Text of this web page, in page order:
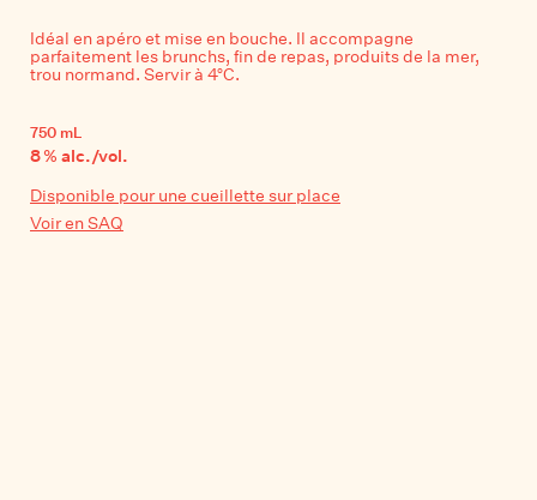
Idéal en apéro et mise en bouche. Il accompagne
parfaitement les brunchs, fin de repas, produits de la mer,
trou normand. Servir à 4°C.
750 mL
8% alc./vol.
Disponible pour une cueillette sur place
Voir en SAQ